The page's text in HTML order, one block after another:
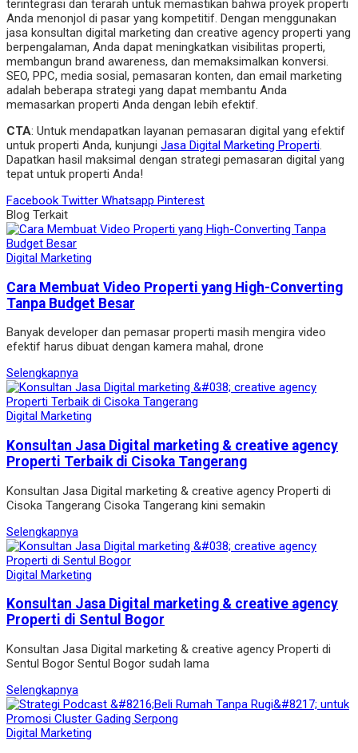
terintegrasi dan terarah untuk memastikan bahwa proyek properti
Anda menonjol di pasar yang kompetitif. Dengan menggunakan
jasa konsultan digital marketing dan creative agency properti yang
berpengalaman, Anda dapat meningkatkan visibilitas properti,
membangun brand awareness, dan memaksimalkan konversi.
SEO, PPC, media sosial, pemasaran konten, dan email marketing
adalah beberapa strategi yang dapat membantu Anda
memasarkan properti Anda dengan lebih efektif.
CTA: Untuk mendapatkan layanan pemasaran digital yang efektif
untuk properti Anda, kunjungi Jasa Digital Marketing Properti.
Dapatkan hasil maksimal dengan strategi pemasaran digital yang
tepat untuk properti Anda!
Facebook Twitter Whatsapp Pinterest
Blog Terkait
Digital Marketing
Cara Membuat Video Properti yang High-Converting
Tanpa Budget Besar
Banyak developer dan pemasar properti masih mengira video
efektif harus dibuat dengan kamera mahal, drone
Selengkapnya
Digital Marketing
Konsultan Jasa Digital marketing & creative agency
Properti Terbaik di Cisoka Tangerang
Konsultan Jasa Digital marketing & creative agency Properti di
Cisoka Tangerang Cisoka Tangerang kini semakin
Selengkapnya
Digital Marketing
Konsultan Jasa Digital marketing & creative agency
Properti di Sentul Bogor
Konsultan Jasa Digital marketing & creative agency Properti di
Sentul Bogor Sentul Bogor sudah lama
Selengkapnya
Digital Marketing